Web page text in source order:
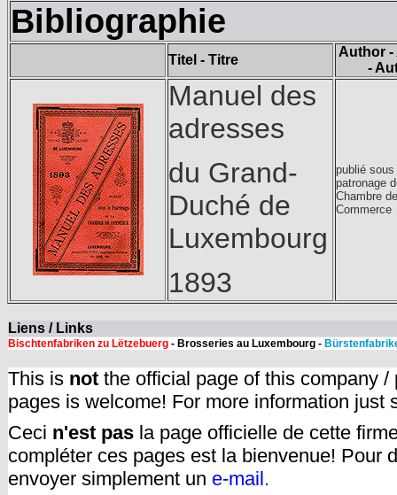
Bibliographie
Titel - Titre
Author -
-
Manuel des
adresses
du Grand-
Duché de
Luxembourg
1893
publié sous
patronage
Chambre de
Commerce
Liens / Links
Bischtenfabriken zu Lëtzebuerg - Brosseries au Luxembourg -
This is not the official page of this company
pages is welcome! For more information just
Ceci n'est pas la page officielle de cette
compléter ces pages est la bienvenue! Pour
envoyer simplement un e-mail.